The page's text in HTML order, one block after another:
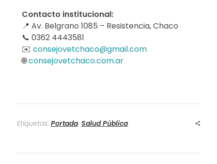
s
a
l
o
Contacto institucional:
📍 Av. Belgrano 1085 – Resistencia, Chaco
📞 0362 4443581
✉️ consejovetchaco@gmail.com
🌐consejovetchaco.com.ar
Etiquetas: Portada, Salud Pública